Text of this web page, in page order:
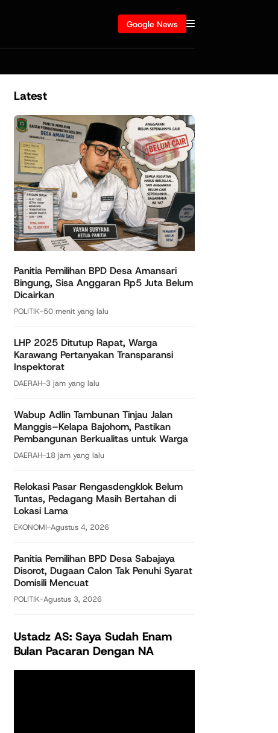
Google News
Latest
Panitia Pemilihan BPD Desa Amansari
Bingung, Sisa Anggaran Rp5 Juta Belum
Dicairkan
POLITIK-50 menit yang lalu
LHP 2025 Ditutup Rapat, Warga
Karawang Pertanyakan Transparansi
Inspektorat
DAERAH-3 jam yang lalu
Wabup Adlin Tambunan Tinjau Jalan
Manggis–Kelapa Bajohom, Pastikan
Pembangunan Berkualitas untuk Warga
DAERAH-18 jam yang lalu
Relokasi Pasar Rengasdengklok Belum
Tuntas, Pedagang Masih Bertahan di
Lokasi Lama
EKONOMI-Agustus 4, 2026
Panitia Pemilihan BPD Desa Sabajaya
Disorot, Dugaan Calon Tak Penuhi Syarat
Domisili Mencuat
POLITIK-Agustus 3, 2026
Ustadz AS: Saya Sudah Enam
Bulan Pacaran Dengan NA